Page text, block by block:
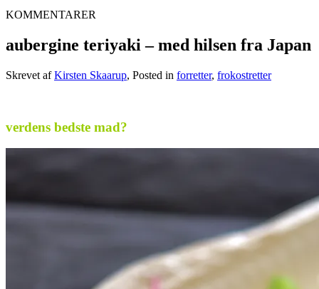
KOMMENTARER
aubergine teriyaki – med hilsen fra Japan
Skrevet afKirsten Skaarup, Posted in forretter, frokostretter
verdens bedste mad?